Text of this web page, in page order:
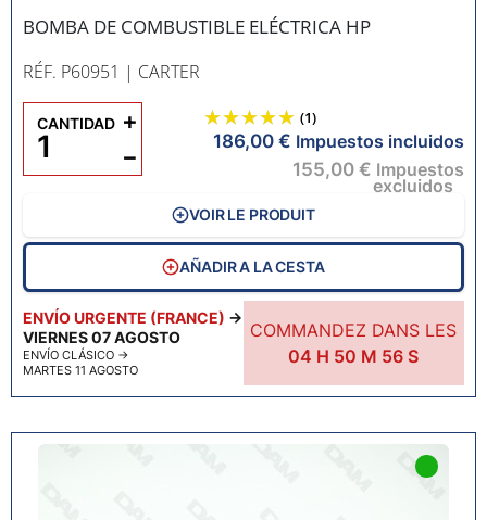
BOMBA DE COMBUSTIBLE ELÉCTRICA HP
RÉF. P60951 | CARTER
ENVÍO URGENTE (FRANCE) →
VIERNES 07 AGOSTO
ENVÍO CLÁSICO →
MARTES 11 AGOSTO
COMMANDEZ DANS LES
04 H 50 M 55 S
(1)
186,00 € Impuestos incluidos
155,00 € Impuestos
excluidos
CANTIDAD
−
+
VOIR LE PRODUIT
AÑADIR A LA CESTA